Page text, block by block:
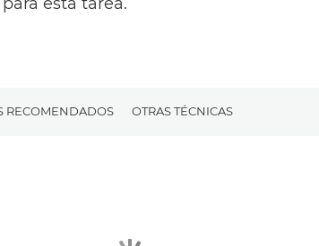
RECOMENDADOS OTRAS TÉCNICAS